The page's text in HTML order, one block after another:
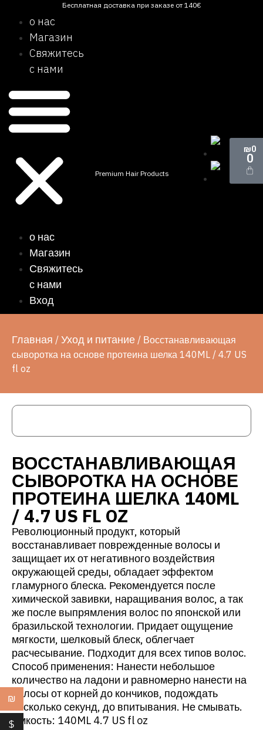
Бесплатная доставка при заказе от 140€
о нас
Магазин
Свяжитесь
с нами
о нас
Магазин
Свяжитесь
с нами
Вход
Premium Hair Products
₪0
0
Главная / Уход и питание / Восстанавливающая
сыворотка на основе протеина шелка 140ML / 4.7 US
fl oz
ВОССТАНАВЛИВАЮЩАЯ
СЫВОРОТКА НА ОСНОВЕ
ПРОТЕИНА ШЕЛКА 140ML
/ 4.7 US FL OZ
Революционный продукт, который
восстанавливает поврежденные волосы и
защищает их от негативного воздействия
окружающей среды, обладает эффектом
гламурного блеска. Рекомендуется после
химической завивки, наращивания волос, а так
же после выпрямления волос по японской или
бразильской технологии. Придает ощущение
мягкости, шелковый блеск, облегчает
расчесывание. Подходит для всех типов волос.
Способ применения: Нанести небольшое
количество на ладони и равномерно нанести на
волосы от корней до кончиков, подождать
несколько секунд, до впитывания. Не смывать.
Емкость: 140ML 4.7 US fl oz
₪
$